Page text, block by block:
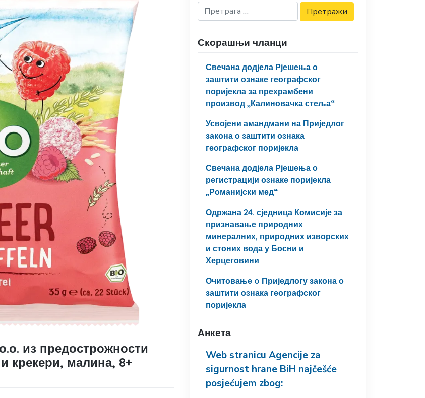
из предострожности
крекери, малина, 8+
Скорашњи чланци
Свечана додјела Рјешења о
заштити ознаке географског
поријекла за прехрамбени
производ „Калиновачка стеља“
Усвојени амандмани на Приједлог
закона о заштити ознака
географског поријекла
Свечана додјела Рјешења о
регистрацији ознаке поријекла
„Романијски мед“
Одржана 24. сједница Комисије за
признавање природних
минералних, природних изворских
и стоних вода у Босни и
Херцеговини
Очитовање o Приједлогу закона о
заштити ознака географског
поријекла
Анкета
Web stranicu Agencije za
sigurnost hrane BiH najčešće
posjećujem zbog: